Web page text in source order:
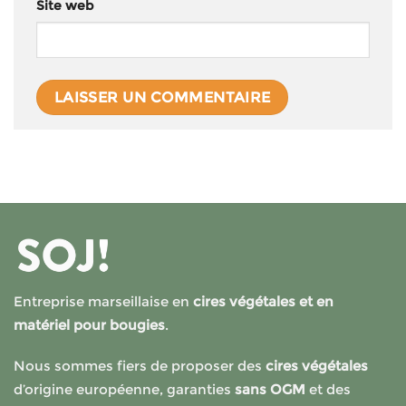
Site web
Entreprise marseillaise en cires végétales et en
matériel pour bougies.
Nous sommes fiers de proposer des cires végétales
d’origine européenne, garanties sans OGM et des